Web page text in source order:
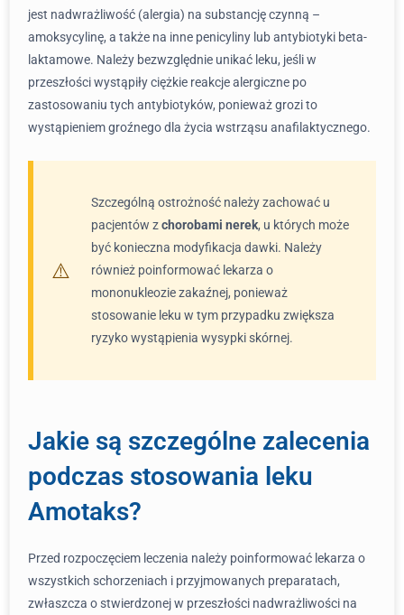
jest nadwrażliwość (alergia) na substancję czynną –
amoksycylinę, a także na inne penicyliny lub antybiotyki beta-
laktamowe. Należy bezwzględnie unikać leku, jeśli w
przeszłości wystąpiły ciężkie reakcje alergiczne po
zastosowaniu tych antybiotyków, ponieważ grozi to
wystąpieniem groźnego dla życia wstrząsu anafilaktycznego.
Szczególną ostrożność należy zachować u
pacjentów zchorobami nerek, u których może
być konieczna modyfikacja dawki. Należy
również poinformować lekarza o
mononukleozie zakaźnej, ponieważ
stosowanie leku w tym przypadku zwiększa
ryzyko wystąpienia wysypki skórnej.
Jakie są szczególne zalecenia
podczas stosowania leku
Amotaks?
Przed rozpoczęciem leczenia należy poinformować lekarza o
wszystkich schorzeniach i przyjmowanych preparatach,
zwłaszcza o stwierdzonej w przeszłości nadwrażliwości na